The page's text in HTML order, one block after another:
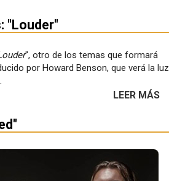
"Louder"
", otro de los temas que formará
por Howard Benson, que verá la luz
LEER MÁS